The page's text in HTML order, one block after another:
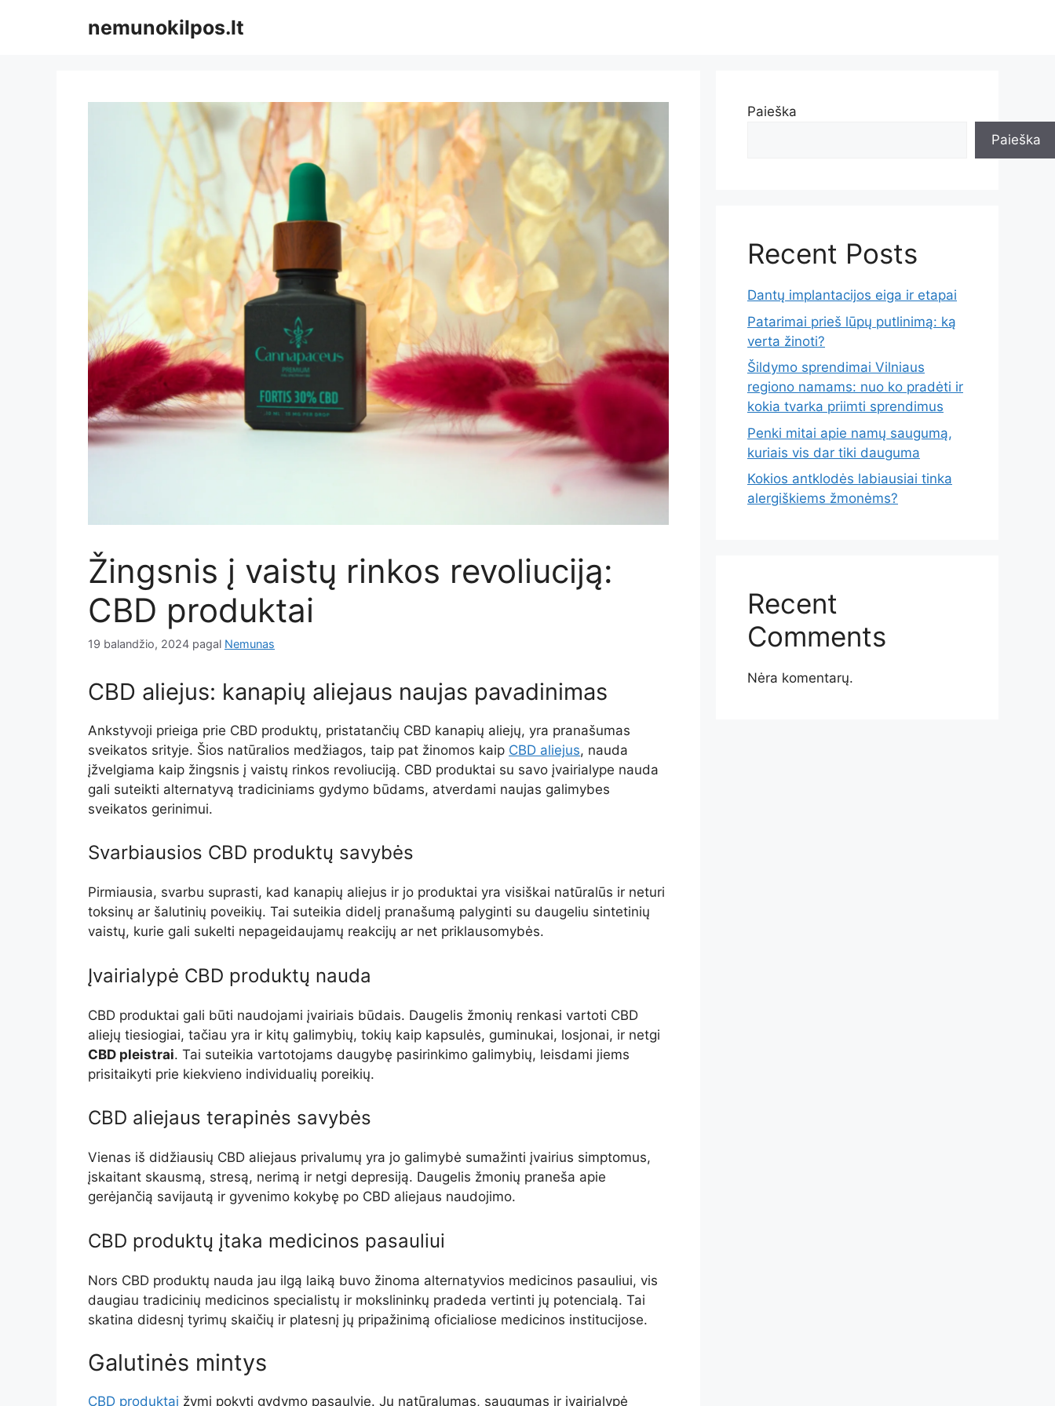
nemunokilpos.lt
Žingsnis į vaistų rinkos revoliuciją:
CBD produktai
19 balandžio, 2024 pagal Nemunas
CBD aliejus: kanapių aliejaus naujas pavadinimas
Ankstyvoji prieiga prie CBD produktų, pristatančių CBD kanapių aliejų, yra pranašumas
sveikatos srityje. Šios natūralios medžiagos, taip pat žinomos kaip CBD aliejus, nauda
įžvelgiama kaip žingsnis į vaistų rinkos revoliuciją. CBD produktai su savo įvairialype nauda
gali suteikti alternatyvą tradiciniams gydymo būdams, atverdami naujas galimybes
sveikatos gerinimui.
Svarbiausios CBD produktų savybės
Pirmiausia, svarbu suprasti, kad kanapių aliejus ir jo produktai yra visiškai natūralūs ir neturi
toksinų ar šalutinių poveikių. Tai suteikia didelį pranašumą palyginti su daugeliu sintetinių
vaistų, kurie gali sukelti nepageidaujamų reakcijų ar net priklausomybės.
Įvairialypė CBD produktų nauda
CBD produktai gali būti naudojami įvairiais būdais. Daugelis žmonių renkasi vartoti CBD
aliejų tiesiogiai, tačiau yra ir kitų galimybių, tokių kaip kapsulės, guminukai, losjonai, ir netgi
CBD pleistrai. Tai suteikia vartotojams daugybę pasirinkimo galimybių, leisdami jiems
prisitaikyti prie kiekvieno individualių poreikių.
CBD aliejaus terapinės savybės
Vienas iš didžiausių CBD aliejaus privalumų yra jo galimybė sumažinti įvairius simptomus,
įskaitant skausmą, stresą, nerimą ir netgi depresiją. Daugelis žmonių praneša apie
gerėjančią savijautą ir gyvenimo kokybę po CBD aliejaus naudojimo.
CBD produktų įtaka medicinos pasauliui
Nors CBD produktų nauda jau ilgą laiką buvo žinoma alternatyvios medicinos pasauliui, vis
daugiau tradicinių medicinos specialistų ir mokslininkų pradeda vertinti jų potencialą. Tai
skatina didesnį tyrimų skaičių ir platesnį jų pripažinimą oficialiose medicinos institucijose.
Galutinės mintys
CBD produktai žymi pokytį gydymo pasaulyje. Jų natūralumas, saugumas ir įvairialypė
Paieška
Paieška
Recent Posts
Dantų implantacijos eiga ir etapai
Patarimai prieš lūpų putlinimą: ką
verta žinoti?
Šildymo sprendimai Vilniaus
regiono namams: nuo ko pradėti ir
kokia tvarka priimti sprendimus
Penki mitai apie namų saugumą,
kuriais vis dar tiki dauguma
Kokios antklodės labiausiai tinka
alergiškiems žmonėms?
Recent
Comments
Nėra komentarų.